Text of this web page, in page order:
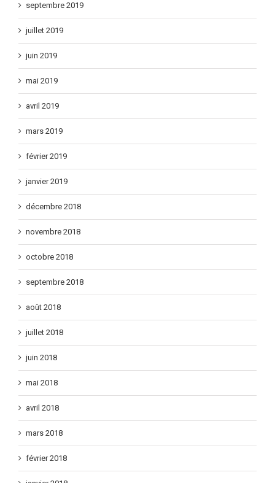
septembre 2019
juillet 2019
juin 2019
mai 2019
avril 2019
mars 2019
février 2019
janvier 2019
décembre 2018
novembre 2018
octobre 2018
septembre 2018
août 2018
juillet 2018
juin 2018
mai 2018
avril 2018
mars 2018
février 2018